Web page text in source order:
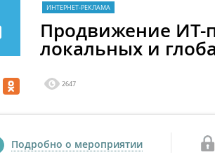
ИНТЕРНЕТ-РЕКЛАМА
Продвижение ИТ-
локальных и
2647
Подробно о мероприятии